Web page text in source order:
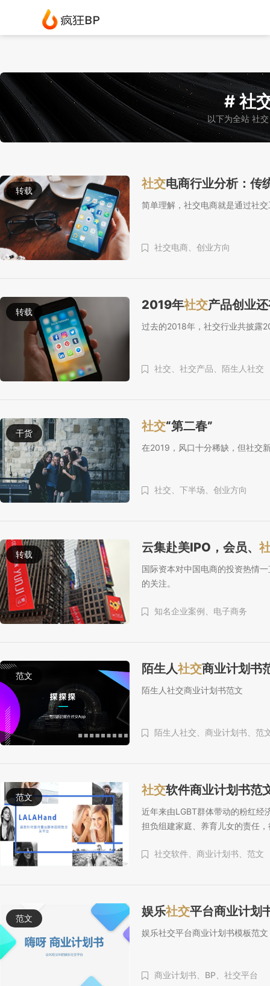
# 社
以下为全站 社
转载 社交电商行业分析：传
简单理解，社交电商就是通过社
社交电商、 创业方向
转载 2019年社交产品创业
过去的2018年，社交行业共披露
社交、 社交产品、 陌生人社交
干货 社交“第二春”
在2019，风口十分稀缺，但社交
社交、 下半场、 创业方向
转载 云集赴美IPO，会员、
国际资本对中国电商的投资热情
的关注。
知名企业案例、 电子商务
范文 陌生人社交商业计划书
陌生人社交商业计划书范文
陌生人社交、 商业计划书、 范
范文 社交软件商业计划书范
近年来由LGBT群体带动的粉红经
担负组建家庭、养育儿女的责任
社交软件、 商业计划书、 范文
范文 娱乐社交平台商业计划
娱乐社交平台商业计划书模板范
商业计划书、 BP、 社交平台